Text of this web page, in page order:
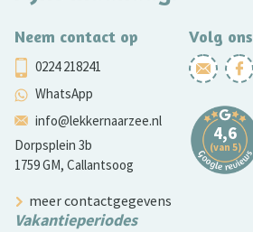
Neem contact op
0224 218241
WhatsApp
info@lekkernaarzee.nl
Dorpsplein 3b
1759 GM, Callantsoog
Volg ons
meer contactgegevens
Vakantieperiodes